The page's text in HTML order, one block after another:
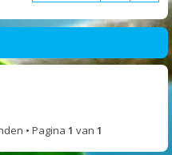
• Pagina 1 van 1